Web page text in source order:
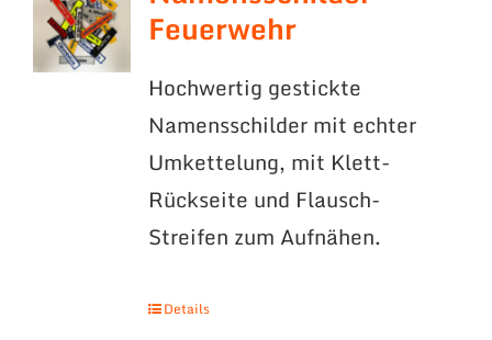
Feuerwehr
Hochwertig gestickte
Namensschilder mit echter
Umkettelung, mit Klett-
Rückseite und Flausch-
Streifen zum Aufnähen.
Details